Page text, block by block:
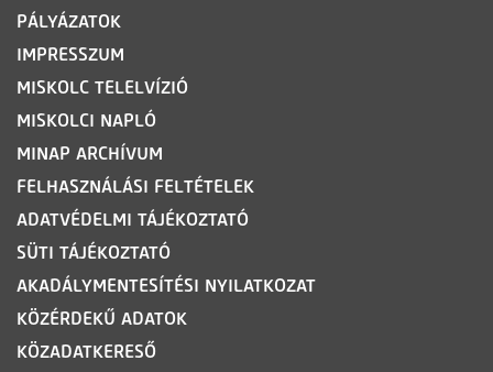
PÁLYÁZATOK
IMPRESSZUM
MISKOLC TELELVÍZIÓ
MISKOLCI NAPLÓ
MINAP ARCHÍVUM
FELHASZNÁLÁSI FELTÉTELEK
ADATVÉDELMI TÁJÉKOZTATÓ
SÜTI TÁJÉKOZTATÓ
AKADÁLYMENTESÍTÉSI NYILATKOZAT
KÖZÉRDEKŰ ADATOK
KÖZADATKERESŐ